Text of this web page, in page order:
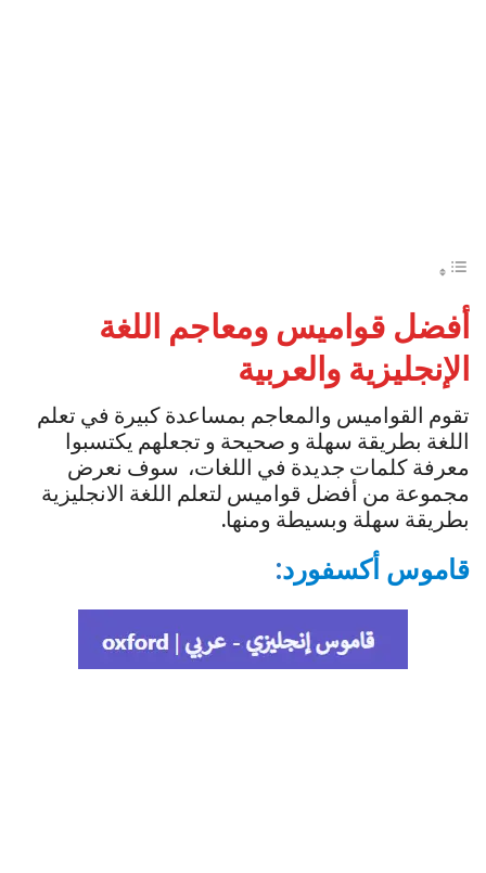
أفضل قواميس ومعاجم اللغة
الإنجليزية والعربية
تقوم القواميس والمعاجم بمساعدة كبيرة في تعلم
اللغة بطريقة سهلة و صحيحة و تجعلهم يكتسبوا
معرفة كلمات جديدة في اللغات، سوف نعرض
مجموعة من أفضل قواميس لتعلم اللغة الانجليزية
بطريقة سهلة وبسيطة ومنها.
قاموس أكسفورد: